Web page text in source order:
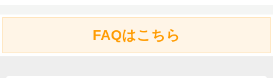
FAQはこちら